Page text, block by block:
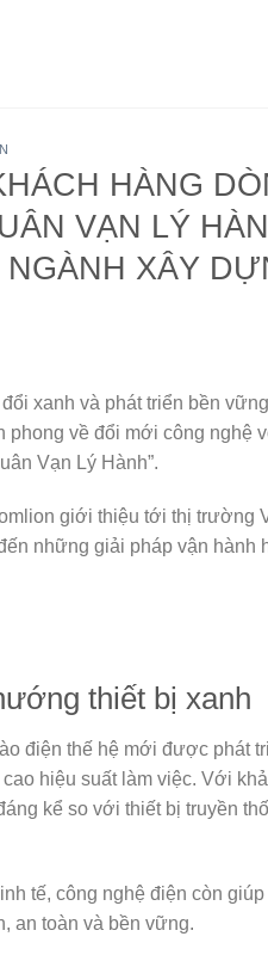
HÀNG
VẠN LÝ
XÂY
xanh và phát triển bền
phong về đổi mới công nghệ
Vạn Lý Hành”.
giới thiệu tới thị trường
những giải pháp vận
thiết bị xanh
điện thế hệ mới được phát
hiệu suất làm việc. Với
kể so với thiết bị truyền
tế, công nghệ điện còn
an toàn và bền vững.